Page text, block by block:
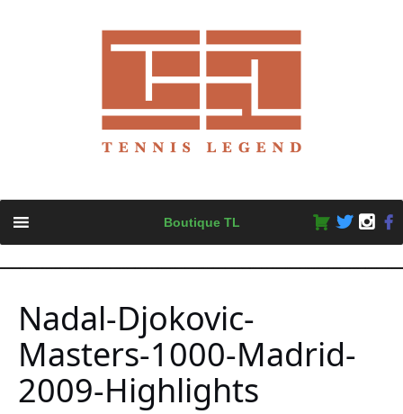
content
Boutique TL
Nadal-Djokovic-
Masters-1000-Madrid-
2009-Highlights